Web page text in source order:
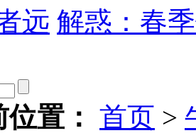
远 解惑：春
置： 首页 >